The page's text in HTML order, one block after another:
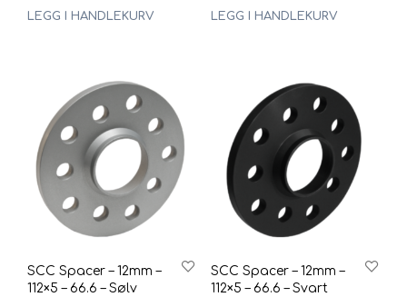
LEGG I HANDLEKURV
LEGG I HANDLEKURV
SCC Spacer – 12mm –
112×5 – 66.6 – Sølv
SCC Spacer – 12mm –
112×5 – 66.6 – Svart